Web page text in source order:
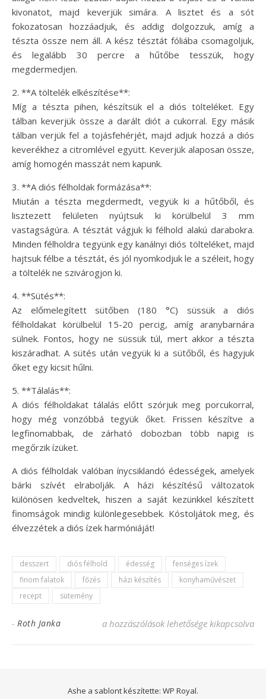
kivonatot, majd keverjük simára. A lisztet és a sót
fokozatosan hozzáadjuk, és addig dolgozzuk, amíg a
tészta össze nem áll. A kész tésztát fóliába csomagoljuk,
és legalább 30 percre a hűtőbe tesszük, hogy
megdermedjen.
2. **A töltelék elkészítése**:
Míg a tészta pihen, készítsük el a diós tölteléket. Egy
tálban keverjük össze a darált diót a cukorral. Egy másik
tálban verjük fel a tojásfehérjét, majd adjuk hozzá a diós
keverékhez a citromlével együtt. Keverjük alaposan össze,
amíg homogén masszát nem kapunk.
3. **A diós félholdak formázása**:
Miután a tészta megdermedt, vegyük ki a hűtőből, és
lisztezett felületen nyújtsuk ki körülbelül 3 mm
vastagságúra. A tésztát vágjuk ki félhold alakú darabokra.
Minden félholdra tegyünk egy kanálnyi diós tölteléket, majd
hajtsuk félbe a tésztát, és jól nyomkodjuk le a széleit, hogy
a töltelék ne szivárogjon ki.
4. **Sütés**:
Az előmelegített sütőben (180 °C) süssük a diós
félholdakat körülbelül 15-20 percig, amíg aranybarnára
sülnek. Fontos, hogy ne süssük túl, mert akkor a tészta
kiszáradhat. A sütés után vegyük ki a sütőből, és hagyjuk
őket egy kicsit hűlni.
5. **Tálalás**:
A diós félholdakat tálalás előtt szórjuk meg porcukorral,
hogy még vonzóbbá tegyük őket. Frissen készítve a
legfinomabbak, de zárható dobozban több napig is
megőrzik ízüket.
A diós félholdak valóban ínycsiklandó édességek, amelyek
bárki szívét elrabolják. A házi készítésű változatok
különösen kedveltek, hiszen a saját kezünkkel készített
finomságok mindig különlegesebbek. Kóstoljátok meg, és
élvezzétek a diós ízek harmóniáját!
desszert diós félhold édesség
fenséges ízek
finom falatok
főzés házi készítés
konyhaművészet
recept
sütemény
- Roth Janka Diós félhold recept: Fenséges ízek egy
a hozzászólások lehetősége kikapcsolva
Ashe a sablont készítette: WP Royal.